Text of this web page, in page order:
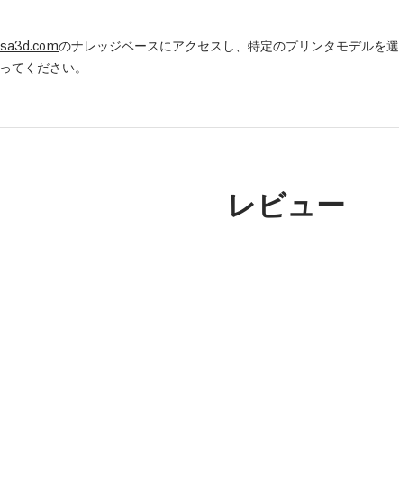
のナレッジベースにアクセスし、特定のプリンタモデルを選
てください。
レビュー